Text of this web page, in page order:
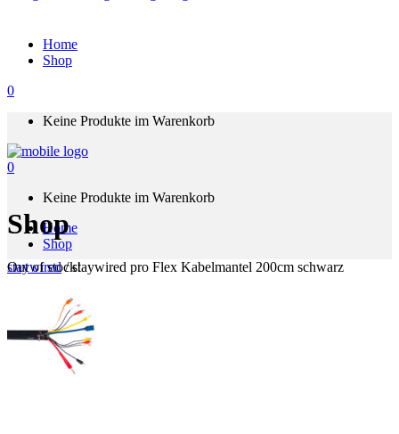
Home
Shop
0
Keine Produkte im Warenkorb
0
Keine Produkte im Warenkorb
Home
Shop
Shop
staywired/staywired pro Flex Kabelmantel 200cm schwarz
Out of stock!